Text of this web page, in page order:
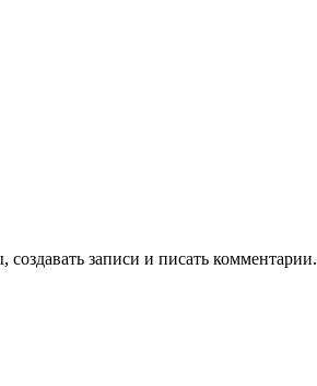
создавать записи и писать комментарии.